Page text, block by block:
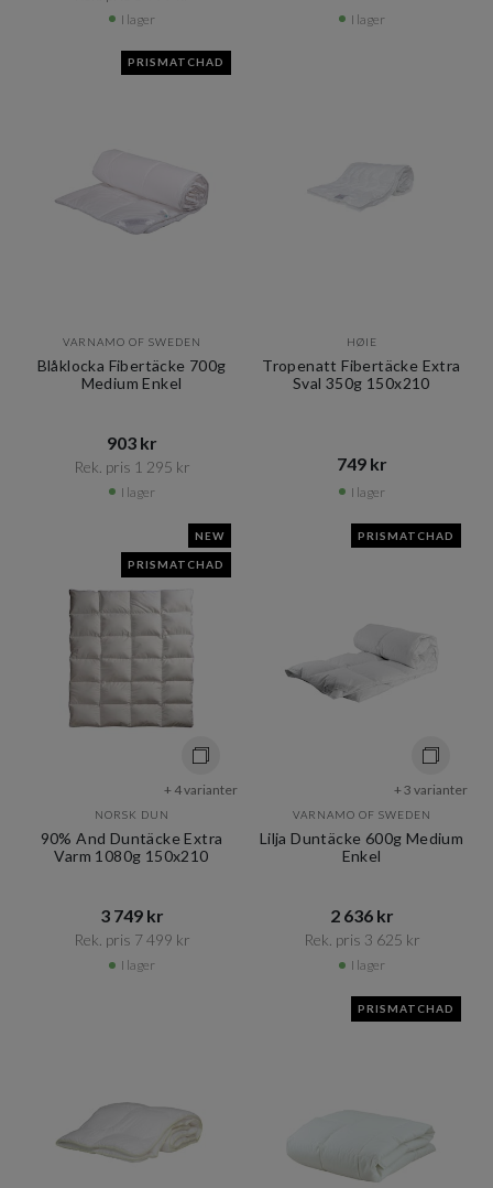
I lager I lager
PRISMATCHAD
VARNAMO OF SWEDEN
Blåklocka Fibertäcke 700g
Medium Enkel
903 kr​​
Rek. pris 1 295 kr​​
I lager
HØIE
Tropenatt Fibertäcke Extra
Sval 350g 150x210
749 kr​​
I lager
NEW
PRISMATCHAD
+ 4 varianter
NORSK DUN
90% And Duntäcke Extra
Varm 1080g 150x210
3 749 kr​​
Rek. pris 7 499 kr​​
I lager
PRISMATCHAD
+ 3 varianter
VARNAMO OF SWEDEN
Lilja Duntäcke 600g Medium
Enkel
2 636 kr​​
Rek. pris 3 625 kr​​
I lager
PRISMATCHAD